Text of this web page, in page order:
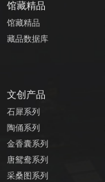
馆藏精品
馆藏精品
藏品数据库
文创产品
石犀系列
陶俑系列
金香囊系列
唐鸳鸯系列
采桑图系列